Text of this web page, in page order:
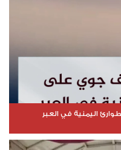
اليمنية في العبر